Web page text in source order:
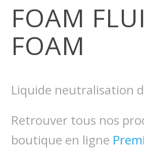
FOAM
FOAM
Liquide neutralisation
Retrouver tous nos
boutique en ligne